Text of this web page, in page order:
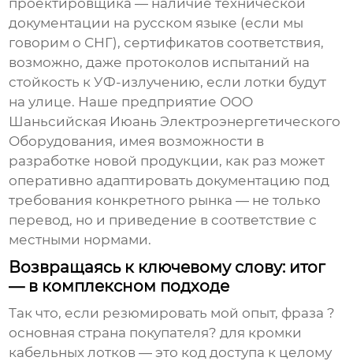
документации на русском языке (если мы
говорим о СНГ), сертификатов соответствия,
возможно, даже протоколов испытаний на
стойкость к УФ-излучению, если лотки будут
на улице. Наше предприятие ООО
Шаньсийская Июань Электроэнергетического
Оборудования, имея возможности в
разработке новой продукции, как раз может
оперативно адаптировать документацию под
требования конкретного рынка — не только
перевод, но и приведение в соответствие с
местными нормами.
Возвращаясь к ключевому слову: итог
— в комплексном подходе
Так что, если резюмировать мой опыт, фраза ?
основная страна покупателя? для кромки
кабельных лотков — это код доступа к целому